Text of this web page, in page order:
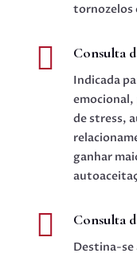
tornozelos
 Consulta
Indicada
de stress,
ganhar
 Consulta
Destina-se